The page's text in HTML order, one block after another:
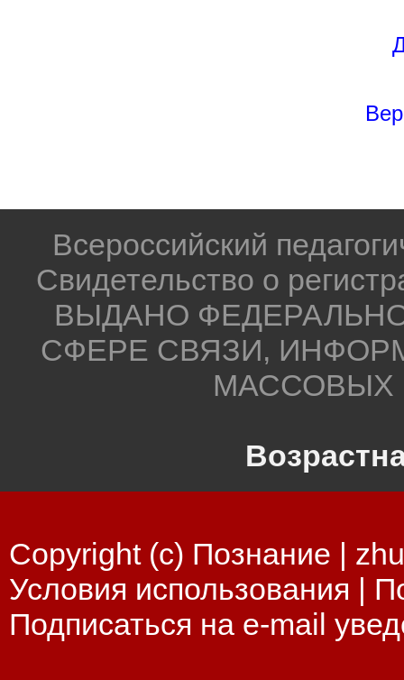
Всероссийский
Свидетельство о
ВЫДАНО
СФЕРЕ СВЯЗИ,
МАССОВЫХ
Copyright (c) Познание |
Условия использования |
Подписаться на e-mail